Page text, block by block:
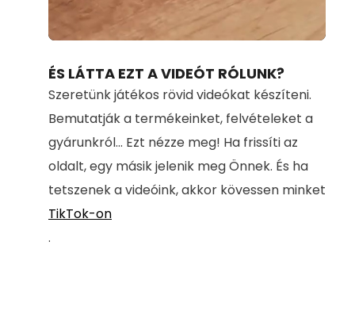
Unmute
:
100.00%
ÉS LÁTTA EZT A VIDEÓT RÓLUNK?
Szeretünk játékos rövid videókat készíteni.
Bemutatják a termékeinket, felvételeket a
gyárunkról... Ezt nézze meg! Ha frissíti az
oldalt, egy másik jelenik meg Önnek. És ha
tetszenek a videóink, akkor kövessen minket
TikTok-on
.